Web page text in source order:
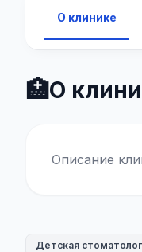
О клинике
🏥О
Описание
Детская